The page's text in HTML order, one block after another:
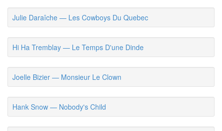
Julie Daraîche — Les Cowboys Du Quebec
Hi Ha Tremblay — Le Temps D'une Dinde
Joelle Bizier — Monsieur Le Clown
Hank Snow — Nobody's Child